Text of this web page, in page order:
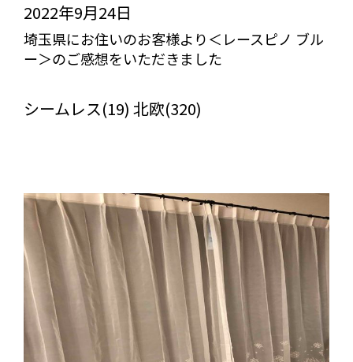
2022年9月24日
埼玉県にお住いのお客様より＜レースピノ ブル
ー＞のご感想をいただきました
シームレス(19) 北欧(320)